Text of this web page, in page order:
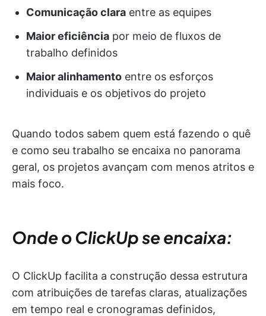
Comunicação clara entre as equipes
Maior eficiência por meio de fluxos de
trabalho definidos
Maior alinhamento entre os esforços
individuais e os objetivos do projeto
Quando todos sabem quem está fazendo o quê
e como seu trabalho se encaixa no panorama
geral, os projetos avançam com menos atritos e
mais foco.
Onde o ClickUp se encaixa:
O ClickUp facilita a construção dessa estrutura
com atribuições de tarefas claras, atualizações
em tempo real e cronogramas definidos,